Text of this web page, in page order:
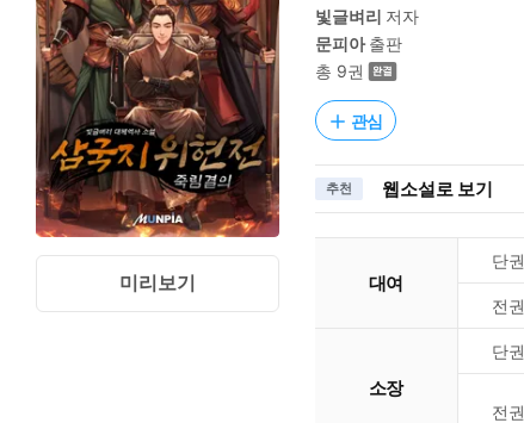
미리보기
빛글벼리 저자
문피아출판
총 9권
관심
추천 웹소설로 보기
대여
단권
전권
소장
단권
전권